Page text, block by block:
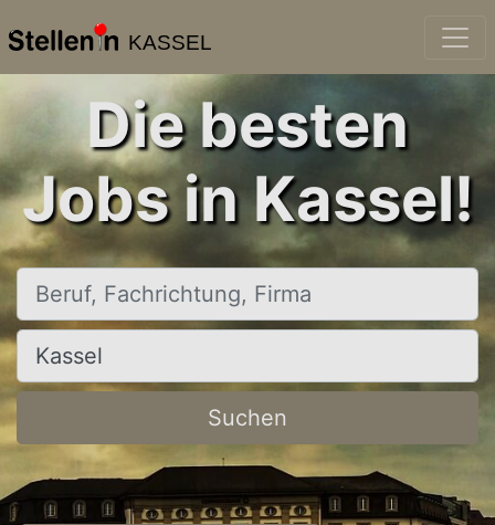
KASSEL
Die besten
Jobs in Kassel!
Beruf, Fachrichtung, Firma
Ort, Stadt
Suchen